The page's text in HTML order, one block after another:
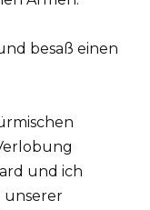
besaß einen
und ich
unserer